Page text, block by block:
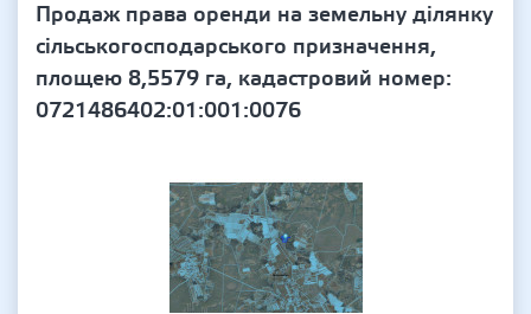
Продаж права оренди на земельну ділянку
сільськогосподарського призначення,
площею 8,5579 га, кадастровий номер:
0721486402:01:001:0076